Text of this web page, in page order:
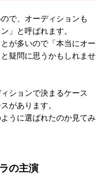
で、オーディションも
」と呼ばれます。
が多いので「本当にオー
疑問に思うかもしれませ
ションで決まるケース
があります。
うに選ばれたのか見てみ
の主演